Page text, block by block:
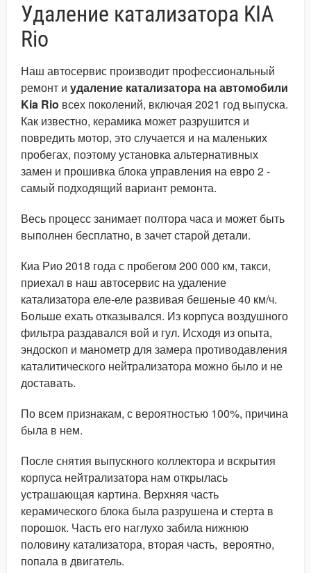
Удаление катализатора KIA
Rio
Наш автосервис производит профессиональный
ремонт и удаление катализатора на автомобили
Kia Rio всех поколений, включая 2021 год выпуска.
Как известно, керамика может разрушится и
повредить мотор, это случается и на маленьких
пробегах, поэтому установка альтернативных
замен и прошивка блока управления на евро 2 -
самый подходящий вариант ремонта.
Весь процесс занимает полтора часа и может быть
выполнен бесплатно, в зачет старой детали.
Киа Рио 2018 года с пробегом 200 000 км, такси,
приехал в наш автосервис на удаление
катализатора еле-еле развивая бешеные 40 км/ч.
Больше ехать отказывался. Из корпуса воздушного
фильтра раздавался вой и гул. Исходя из опыта,
эндоскоп и манометр для замера противодавления
каталитического нейтрализатора можно было и не
доставать.
По всем признакам, с вероятностью 100%, причина
была в нем.
После снятия выпускного коллектора и вскрытия
корпуса нейтрализатора нам открылась
устрашающая картина. Верхняя часть
керамического блока была разрушена и стерта в
порошок. Часть его наглухо забила нижнюю
половину катализатора, вторая часть, вероятно,
попала в двигатель.